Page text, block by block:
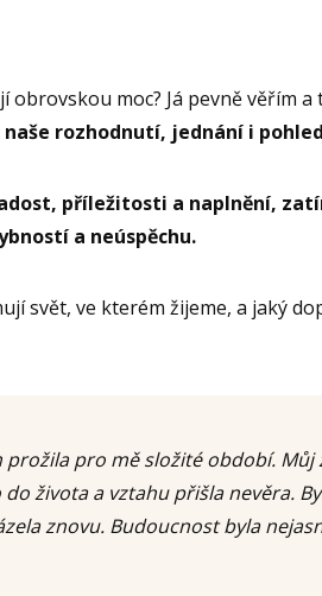
obrovskou moc? Já pevně věřím
rozhodnutí, jednání i
příležitosti a naplnění,
a neúspěchu.
svět, ve kterém žijeme, a jaký
prožila pro mě složité období.
života a vztahu přišla nevěra.
znovu. Budoucnost byla